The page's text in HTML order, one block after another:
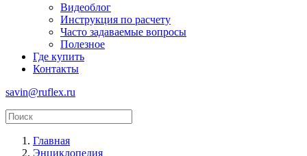
Видеоблог
Инструкция по расчету
Часто задаваемые вопросы
Полезное
Где купить
Контакты
savin@ruflex.ru
Главная
Энциклопедия